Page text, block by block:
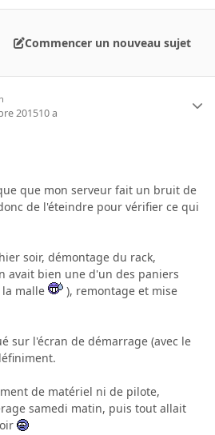
Commencer un nouveau sujet
201510 a
que mon serveur fait un bruit de
de l'éteindre pour vérifier ce qui
soir, démontage du rack,
avait bien une d'un des paniers
malle
), remontage et mise
sur l'écran de démarrage (avec le
de matériel ni de pilote,
samedi matin, puis tout allait